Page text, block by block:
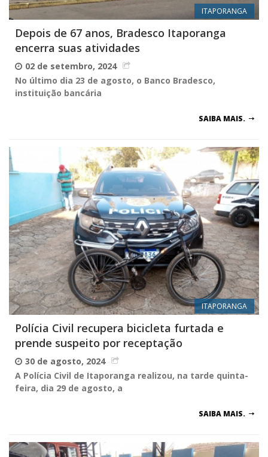
ITAPORANGA
Depois de 67 anos, Bradesco Itaporanga
encerra suas atividades
02 de setembro, 2024
No último dia 23 de agosto, o Banco Bradesco,
instituição bancária
SAIBA MAIS.
ITAPORANGA
Polícia Civil recupera bicicleta furtada e
prende suspeito por receptação
30 de agosto, 2024
A Polícia Civil de Itaporanga realizou, na tarde quinta-
feira, dia 29 de agosto, a
SAIBA MAIS.